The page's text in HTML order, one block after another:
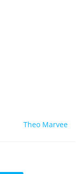
Theo Marvee